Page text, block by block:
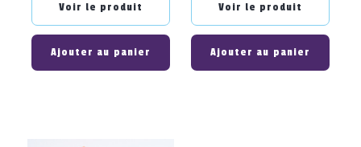
Voir le produit
Ajouter au panier
Voir le produit
Ajouter au panier